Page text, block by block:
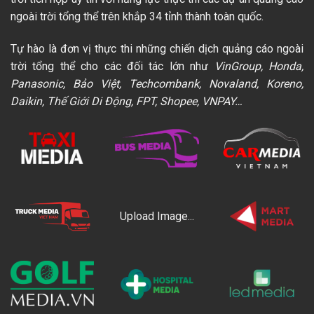
ngoài trời tổng thể trên khắp 34 tỉnh thành toàn quốc.
Tự hào là đơn vị thực thi những chiến dịch quảng cáo ngoài
trời tổng thể cho các đối tác lớn như
VinGroup, Honda,
Panasonic, Bảo Việt, Techcombank, Novaland, Koreno,
Daikin, Thế Giới Di Động, FPT, Shopee, VNPAY…
Upload Image...